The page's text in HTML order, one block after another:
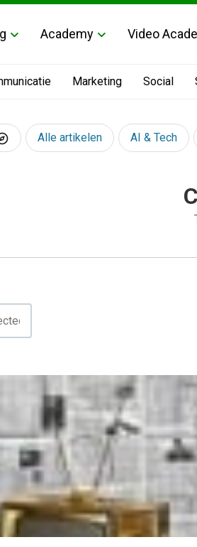
Academy Video
Marketing Social
Alle artikelen AI & Tech